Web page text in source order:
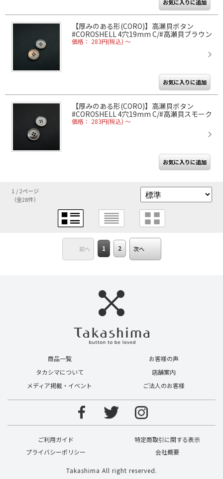
【厚みのある形(CORO)】高瀬貝ボタン
#COROSHELL 4穴19mm C/#高瀬貝ブラウン
価格： 283円(税込) ～
【厚みのある形(CORO)】高瀬貝ボタン
#COROSHELL 4穴19mm C/#高瀬貝スモーク
価格： 283円(税込) ～
1 / 2ページ
（全28件）
前へ 1 2 次へ
商品一覧
お客様の声
タカシマについて
店舗案内
メディア掲載・イベント
ご法人のお客様
ご利用ガイド
特定商取引に関する表示
プライバシーポリシー
会社概要
Takashima All right reserved.